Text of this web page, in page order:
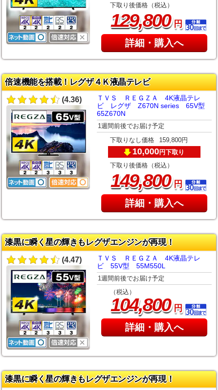
下取り後価格（税込）
129,800円
詳細・購入へ
倍速機能を搭載！レグザ４Ｋ液晶テレビ
(4.36)
ＴＶＳ ＲＥＧＺＡ 4K液晶テレ
ビ レグザ Z670N series 65V型
65Z670N
1週間前後でお届け予定
下取りなし価格 159,800円
10,000円下取り
下取り後価格（税込）
149,800円
詳細・購入へ
漆黒に瞬く星の輝きもレグザエンジンが再現！
(4.47)
ＴＶＳ ＲＥＧＺＡ 4K液晶テレ
ビ 55V型 55M550L
1週間前後でお届け予定
（税込）
104,800円
詳細・購入へ
漆黒に瞬く星の輝きもレグザエンジンが再現！